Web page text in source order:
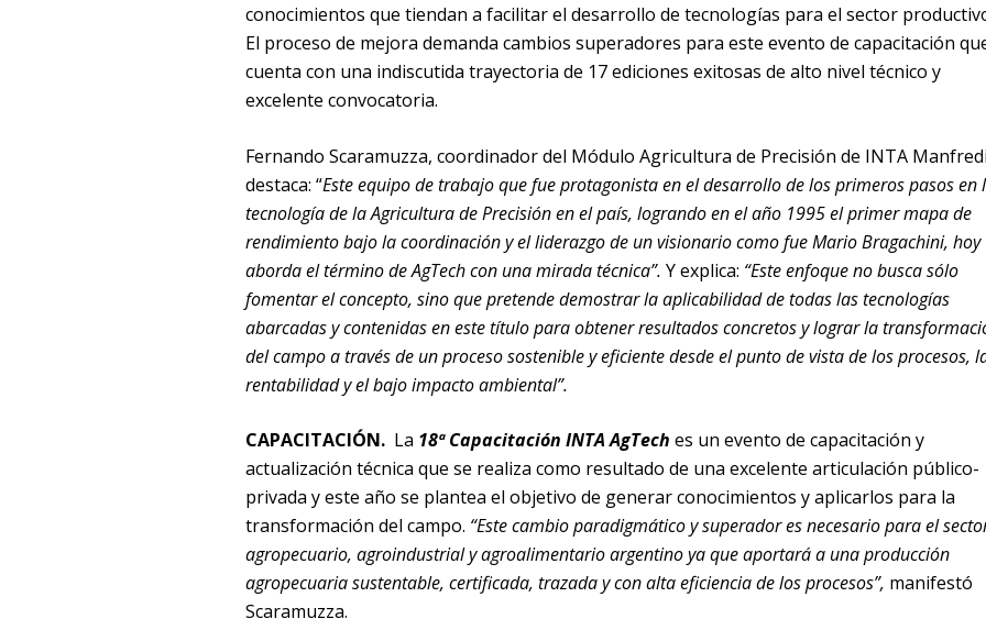
conocimientos que tiendan a facilitar el desarrollo de tecnologías para el sector
El proceso de mejora demanda cambios superadores para este evento de capacitación
cuenta con una indiscutida trayectoria de 17 ediciones exitosas de alto nivel técnico y
excelente convocatoria.
Fernando Scaramuzza, coordinador del Módulo Agricultura de Precisión de INTA
destaca: “Este equipo de trabajo que fue protagonista en el desarrollo de los primeros pasos en
tecnología de la Agricultura de Precisión en el país, logrando en el año 1995 el primer mapa de
rendimiento bajo la coordinación y el liderazgo de un visionario como fue Mario Bragachini, hoy
aborda el término de AgTech con una mirada técnica”. Y explica: “Este enfoque no busca sólo
fomentar el concepto, sino que pretende demostrar la aplicabilidad de todas las tecnologías
abarcadas y contenidas en este título para obtener resultados concretos y lograr la
del campo a través de un proceso sostenible y eficiente desde el punto de vista de los procesos,
rentabilidad y el bajo impacto ambiental”.
CAPACITACIÓN. La 18ª Capacitación INTA AgTech es un evento de capacitación y
actualización técnica que se realiza como resultado de una excelente articulación público-
privada y este año se plantea el objetivo de generar conocimientos y aplicarlos para la
transformación del campo. “Este cambio paradigmático y superador es necesario para el
agropecuario, agroindustrial y agroalimentario argentino ya que aportará a una producción
agropecuaria sustentable, certificada, trazada y con alta eficiencia de los procesos”, manifestó
Scaramuzza.